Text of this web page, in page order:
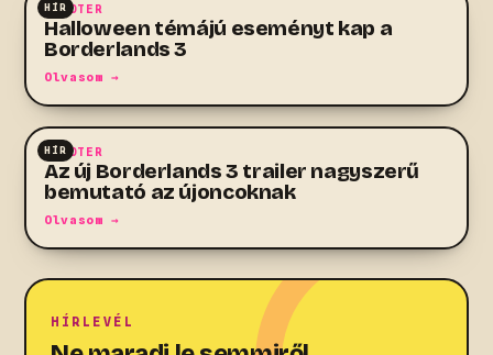
HÍR
SHOOTER
Halloween témájú eseményt kap a
Borderlands 3
Olvasom →
HÍR
SHOOTER
Az új Borderlands 3 trailer nagyszerű
bemutató az újoncoknak
Olvasom →
HÍRLEVÉL